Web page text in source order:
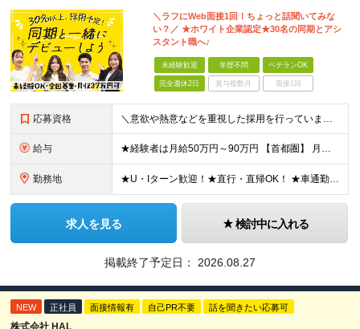
＼ラフにWeb面接1回！ちょっと話聞いてみな
い？／ ★ホワイト企業認定★30名の同期とアシ
スタント職へ♪
未経験歓迎 学歴不問 ベテランOK
完全週休2日 賞与複数月 面接1回
応募資格 ＼意欲や熱意などを重視した採用を行っています／ ●未経験・第二新卒歓迎 ●学歴・年齢・転職回数は一切不問です！ ※新卒の方もご応募可能 （待遇・募集要項等は別途ご案内いたします） ※入社時期は柔軟に対
給与 ★経験者は月給50万円～90万円 【首都圏】 月給30万1230円〜 ⇒基本22万7000円+地域6万4230円+皆勤1万円 【群馬/栃木/茨城】 月給28万1090円〜 ⇒基本23万4000円+
勤務地 ★U・Iターン歓迎！★直行・直帰OK！ ★車通勤可能のエリアもあり！★出張なしの働き方も可能 全国47都道府県の各プロジェクト（転勤なし！勤務地に対する希望も実現可能！） 「自宅から1時間以内で通え
求人を見る 検討中に入れる
掲載終了予定日： 2026.08.27
NEW 正社員 面接情報有 自己PR不要 話を聞きたい応募可
株式会社 HAL